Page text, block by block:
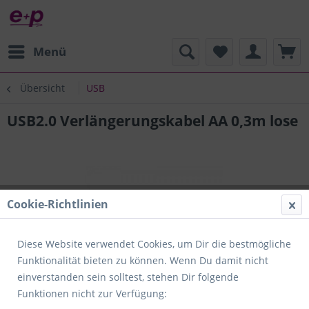
Menü
Übersicht USB
USB2.0 Verlängerungskabel AA 0,3m lose
Cookie-Richtlinien
Diese Website verwendet Cookies, um Dir die bestmögliche
Funktionalität bieten zu können. Wenn Du damit nicht
einverstanden sein solltest, stehen Dir folgende
Funktionen nicht zur Verfügung: